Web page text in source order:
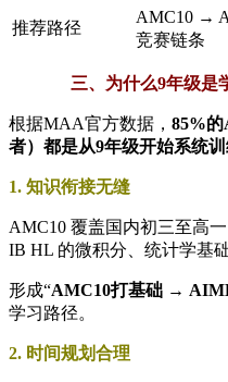
推荐路径
AMC10 →
竞赛链条
三、为什么9年级是
根据MAA官方数据， 85%
者）都是从9年级开始系统
1. 知识衔接无缝
AMC10 覆盖国内初三至高
IB HL 的微积分、统计学基
形成“AMC10打基础 →
学习路径。
2. 时间规划合理